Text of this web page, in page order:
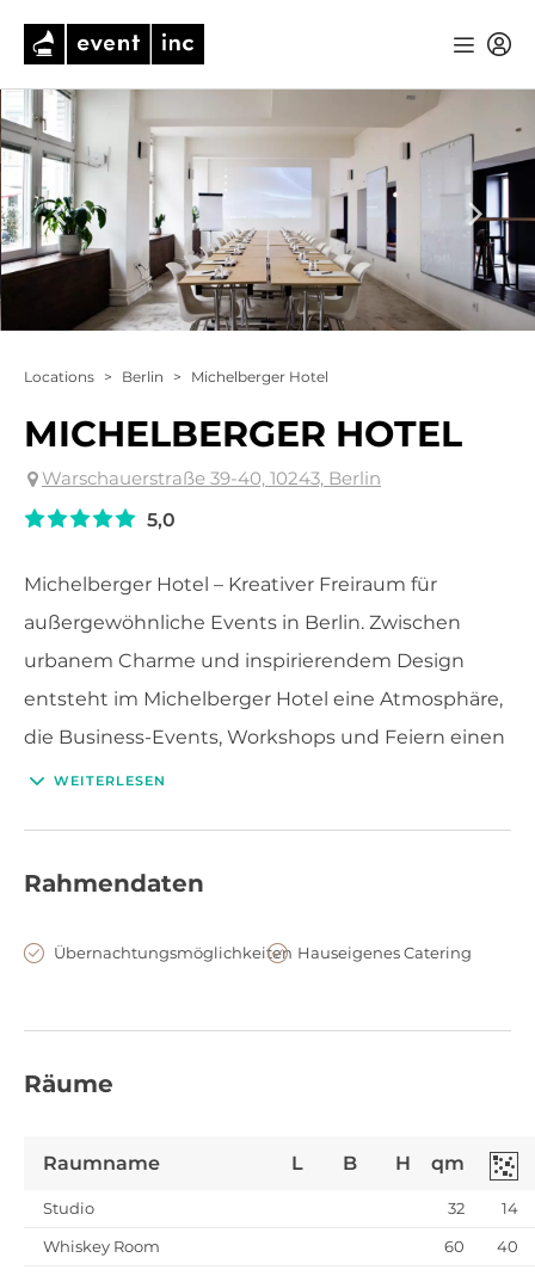
Locations > Berlin > Michelberger Hotel
MICHELBERGER HOTEL
Warschauerstraße 39-40, 10243, Berlin
5,0
Michelberger Hotel – Kreativer Freiraum für
außergewöhnliche Events in Berlin. Zwischen
urbanem Charme und inspirierendem Design
entsteht im Michelberger Hotel eine Atmosphäre,
die Business-Events, Workshops und Feiern einen
besonderen Charakter verleiht. Eine Location für
verbinden möchten.
WEITERLESEN
Rahmendaten
Übernachtungsmöglichkeiten Hauseigenes Catering
Räume
Raumname L B H qm
Studio 32
14
Whiskey Room
60
40